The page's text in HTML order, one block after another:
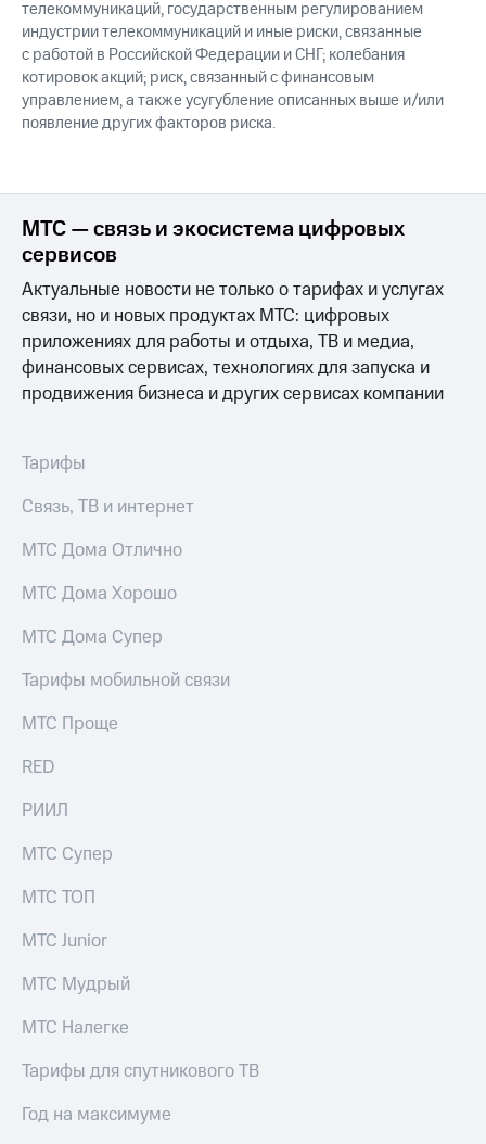
телекоммуникаций, государственным регулированием
индустрии телекоммуникаций и иные риски, связанные
с работой в Российской Федерации и СНГ; колебания
котировок акций; риск, связанный с финансовым
управлением, а также усугубление описанных выше и/или
появление других факторов риска.
МТС — связь и экосистема цифровых
сервисов
Актуальные новости не только о тарифах и услугах
связи, но и новых продуктах МТС: цифровых
приложениях для работы и отдыха, ТВ и медиа,
финансовых сервисах, технологиях для запуска и
продвижения бизнеса и других сервисах компании
Тарифы
Связь, ТВ и интернет
МТС Дома Отлично
МТС Дома Хорошо
МТС Дома Супер
Тарифы мобильной связи
МТС Проще
RED
РИИЛ
МТС Супер
МТС ТОП
МТС Junior
МТС Мудрый
МТС Налегке
Тарифы для спутникового ТВ
Год на максимуме